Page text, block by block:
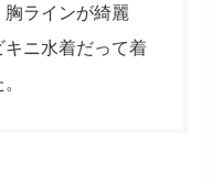
ラインが綺麗
ニ水着だって着